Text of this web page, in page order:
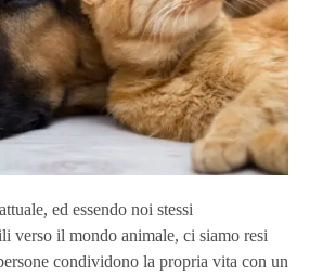
ed essendo noi stessi
verso il mondo animale, ci siamo resi
condividono la propria vita con un